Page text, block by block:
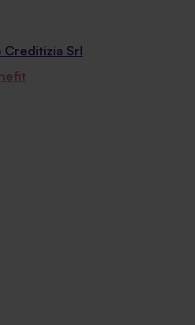
Creditizia Srl